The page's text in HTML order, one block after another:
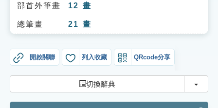
知識索引
單字索引
部首外筆畫 12 畫
總筆畫 21 畫
開啟關聯 列入收藏 QRcode分享
切換辭典 切換